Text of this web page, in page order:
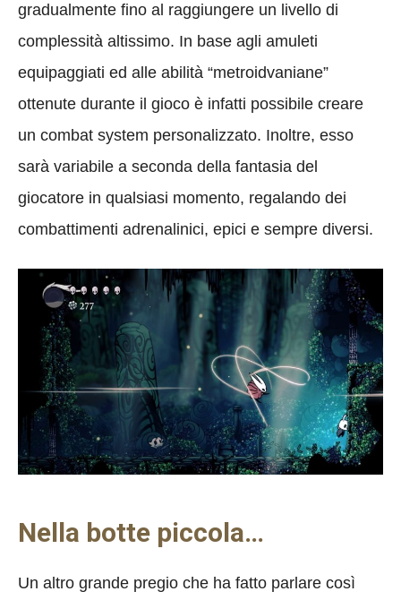
gradualmente fino al raggiungere un livello di
complessità altissimo. In base agli amuleti
equipaggiati ed alle abilità “metroidvaniane”
ottenute durante il gioco è infatti possibile creare
un combat system personalizzato. Inoltre, esso
sarà variabile a seconda della fantasia del
giocatore in qualsiasi momento, regalando dei
combattimenti adrenalinici, epici e sempre diversi.
Nella botte piccola…
Un altro grande pregio che ha fatto parlare così